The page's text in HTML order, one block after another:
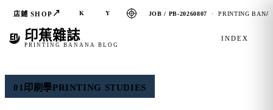
店鋪 SHOP ↗ K Y JOB / PB-20260807 · PRINTING
印蕉雜誌
PRINTING BANANA BLOG
INDEX
01 印刷學PRINTING STUDIES